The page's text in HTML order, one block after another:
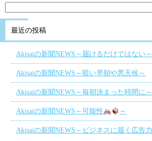
最近の投稿
Akisaiの新聞NEWS～届けるだけではない～
Akisaiの新聞NEWS～暗い早朝や悪天候～
Akisaiの新聞NEWS～毎朝決まった時間に～
Akisaiの新聞NEWS～可能性 ～
Akisaiの新聞NEWS～ビジネスに届く広告力